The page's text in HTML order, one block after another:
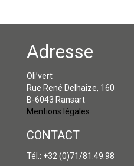
Adresse
Oli’vert
Rue René Delhaize, 160
B-6043 Ransart
Mentions légales
CONTACT
Tél.: +32 (0)71/81.49.98